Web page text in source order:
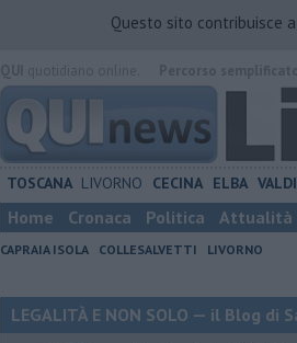
Questo sito contribuisce
TOSCANA LIVORNO CECINA ELBA
Home Cronaca Politica Attualità
CAPRAIA ISOLA COLLESALVETTI LIVORNO
LEGALITÀ E NON SOLO — il Blog di